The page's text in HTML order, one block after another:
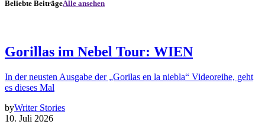
Beliebte BeiträgeAlle ansehen
Gorillas im Nebel Tour: WIEN
In der neusten Ausgabe der „Gorilas en la niebla“ Videoreihe, geht
es dieses Mal
byWriter Stories
10. Juli 2026